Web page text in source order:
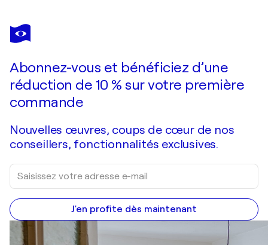
JÉRÔME CONSCIENCE
shalom (paix)
Abonnez-vous et bénéficiez d’une
réduction de 10 % sur votre première
commande
Nouvelles œuvres, coups de cœur de nos
conseillers, fonctionnalités exclusives.
J'en profite dès maintenant